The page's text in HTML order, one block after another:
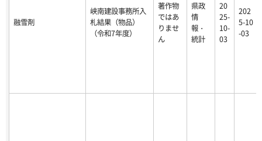
融雪剤
峡南建設事務所入
札結果（物品）
（令和7年度）
著作物
ではあ
りませ
ん
県政
情
報・
統計
20
25-
10-
03
202
5-10
-03